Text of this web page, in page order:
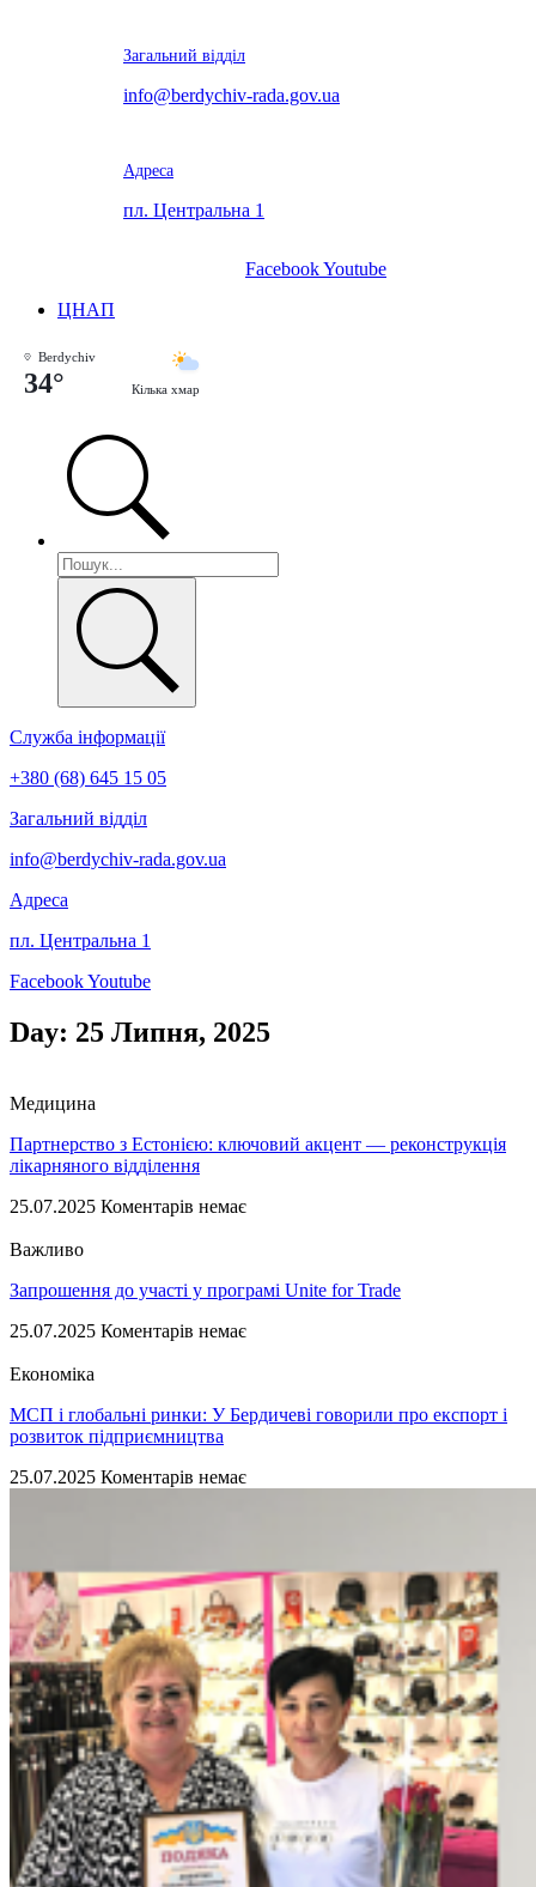
Загальний відділ
info@berdychiv-rada.gov.ua
Адреса
пл. Центральна 1
FacebookYoutube
ЦНАП
Berdychiv
34° Кілька хмар
Служба інформації
+380 (68) 645 15 05
Загальний відділ
info@berdychiv-rada.gov.ua
Адреса
пл. Центральна 1
FacebookYoutube
Day: 25 Липня, 2025
Медицина
Партнерство з Естонією: ключовий акцент — реконструкція
лікарняного відділення
25.07.2025 Коментарів немає
Важливо
Запрошення до участі у програмі Unite for Trade
25.07.2025 Коментарів немає
Економіка
МСП і глобальні ринки: У Бердичеві говорили про експорт і
розвиток підприємництва
25.07.2025 Коментарів немає